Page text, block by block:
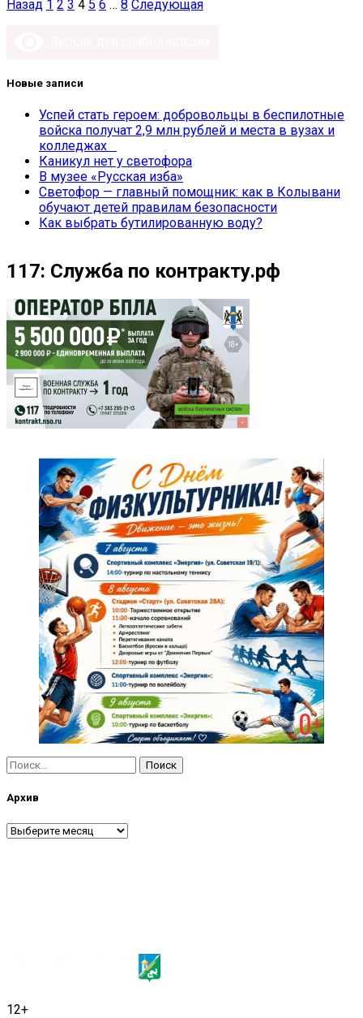
Пагинация
Назад 1 2 3 4 5 6 … 8 Следующая
Новые записи
Успей стать героем: добровольцы в беспилотные
войска получат 2,9 млн рублей и места в вузах и
колледжах
Каникул нет у светофора
В музее «Русская изба»
Светофор — главный помощник: как в Колывани
обучают детей правилам безопасности
Как выбрать бутилированную воду?
117: Служба по контракту.рф
Найти:
Архив
Архив
12+